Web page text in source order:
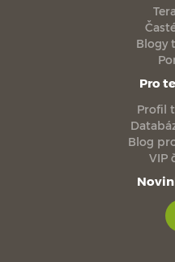
Blogy
Pro
Profil
Blog
VIP